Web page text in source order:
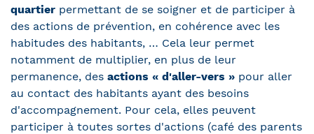
quartier permettant de se soigner et de participer à
des actions de prévention, en cohérence avec les
habitudes des habitants, … Cela leur permet
notamment de multiplier, en plus de leur
permanence, des actions « d'aller-vers » pour aller
au contact des habitants ayant des besoins
d'accompagnement. Pour cela, elles peuvent
participer à toutes sortes d'actions (café des parents